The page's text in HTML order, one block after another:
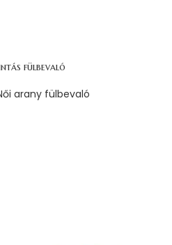
fülbevaló
arany fülbevaló